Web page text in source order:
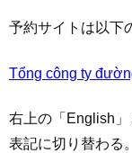
予約サイトは以下
Tổng công ty
右上の「English
表記に切り替わる。